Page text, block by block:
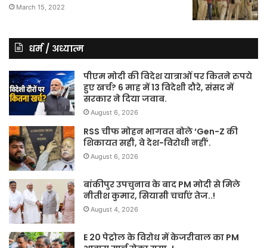
March 15, 2022
धर्म / अध्यात्म
पीएम मोदी की विदेश यात्राओं पर कितने रुपये
हुए खर्च? 6 माह में 13 विदेशी दौरे, संसद में
सरकार ने दिया जवाब.
August 6, 2026
RSS चीफ मोहन भागवत बोले ‘Gen-Z की
शिकायत सही, वे देश-विरोधी नहीं’.
August 6, 2026
बांकीपुर उपचुनाव के बाद PM मोदी से मिले
नीतीश कुमार, सियासी चर्चाएं तेज..!
August 4, 2026
E 20 पेट्रोल के विरोध में केजरीवाल का PM